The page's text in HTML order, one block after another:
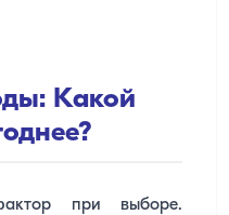
Какой
при выборе.